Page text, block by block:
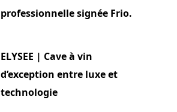
professionnelle signée Frio.
ELYSEE | Cave à vin
d’exception entre luxe et
technologie